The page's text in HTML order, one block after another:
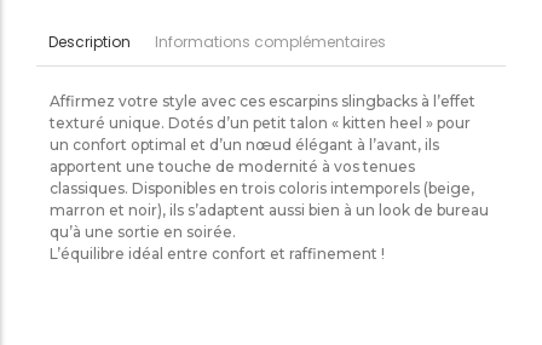
Description Informations complémentaires
Affirmez votre style avec ces escarpins slingbacks à l’effet
texturé unique. Dotés d’un petit talon « kitten heel » pour
un confort optimal et d’un nœud élégant à l’avant, ils
apportent une touche de modernité à vos tenues
classiques. Disponibles en trois coloris intemporels (beige,
marron et noir), ils s’adaptent aussi bien à un look de bureau
qu’à une sortie en soirée.
L’équilibre idéal entre confort et raffinement !